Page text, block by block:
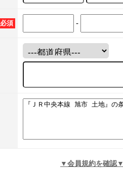
必須 -
▼会員規約を確認▼